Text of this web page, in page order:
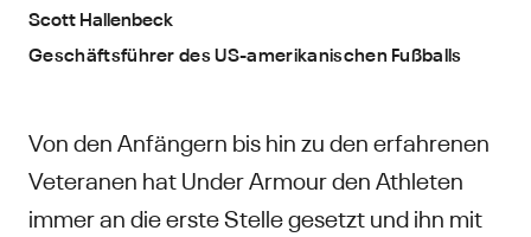
Scott Hallenbeck
Geschäftsführer des US-amerikanischen Fußballs
Von den Anfängern bis hin zu den erfahrenen
Veteranen hat Under Armour den Athleten
immer an die erste Stelle gesetzt und ihn mit